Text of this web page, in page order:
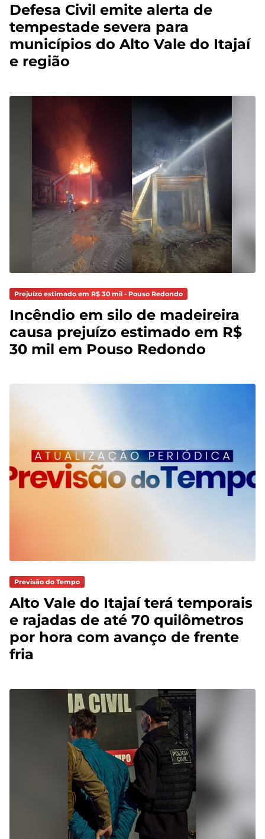
Defesa Civil emite alerta de
tempestade severa para
municípios do Alto Vale do Itajaí
e região
Prejuízo estimado em R$ 30 mil - Pouso Redondo
Incêndio em silo de madeireira
causa prejuízo estimado em R$
30 mil em Pouso Redondo
Previsão do Tempo
Alto Vale do Itajaí terá temporais
e rajadas de até 70 quilômetros
por hora com avanço de frente
fria